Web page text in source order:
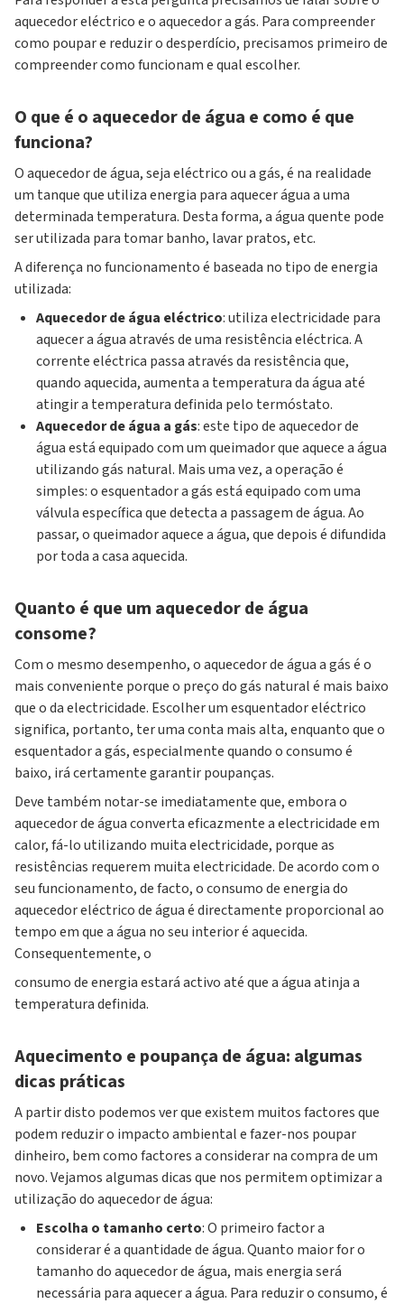
aquecedor eléctrico e o aquecedor a gás. Para compreender
como poupar e reduzir o desperdício, precisamos primeiro de
compreender como funcionam e qual escolher.
O que é o aquecedor de água e como é que
funciona?
O aquecedor de água, seja eléctrico ou a gás, é na realidade
um tanque que utiliza energia para aquecer água a uma
determinada temperatura. Desta forma, a água quente pode
ser utilizada para tomar banho, lavar pratos, etc.
A diferença no funcionamento é baseada no tipo de energia
utilizada:
Aquecedor de água eléctrico: utiliza electricidade para
aquecer a água através de uma resistência eléctrica. A
corrente eléctrica passa através da resistência que,
quando aquecida, aumenta a temperatura da água até
atingir a temperatura definida pelo termóstato.
Aquecedor de água a gás: este tipo de aquecedor de
água está equipado com um queimador que aquece a água
utilizando gás natural. Mais uma vez, a operação é
simples: o esquentador a gás está equipado com uma
válvula específica que detecta a passagem de água. Ao
passar, o queimador aquece a água, que depois é difundida
por toda a casa aquecida.
Quanto é que um aquecedor de água
consome?
Com o mesmo desempenho, o aquecedor de água a gás é o
mais conveniente porque o preço do gás natural é mais baixo
que o da electricidade. Escolher um esquentador eléctrico
significa, portanto, ter uma conta mais alta, enquanto que o
esquentador a gás, especialmente quando o consumo é
baixo, irá certamente garantir poupanças.
Deve também notar-se imediatamente que, embora o
aquecedor de água converta eficazmente a electricidade em
calor, fá-lo utilizando muita electricidade, porque as
resistências requerem muita electricidade. De acordo com o
seu funcionamento, de facto, o consumo de energia do
aquecedor eléctrico de água é directamente proporcional ao
tempo em que a água no seu interior é aquecida.
Consequentemente, o
consumo de energia estará activo até que a água atinja a
temperatura definida.
Aquecimento e poupança de água: algumas
dicas práticas
A partir disto podemos ver que existem muitos factores que
podem reduzir o impacto ambiental e fazer-nos poupar
dinheiro, bem como factores a considerar na compra de um
novo. Vejamos algumas dicas que nos permitem optimizar a
utilização do aquecedor de água:
Escolha o tamanho certo: O primeiro factor a
considerar é a quantidade de água. Quanto maior for o
tamanho do aquecedor de água, mais energia será
necessária para aquecer a água. Para reduzir o consumo, é